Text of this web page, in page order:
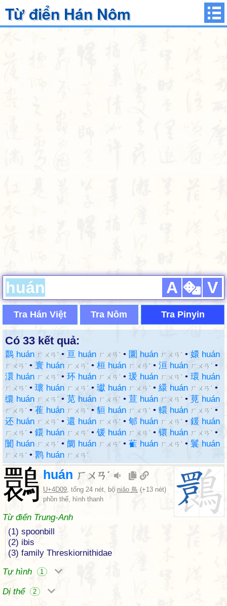
Từ điển Hán Nôm
A V
Tra Hán Việt Tra Nôm Tra Pinyin
Có 33 kết quả:
䴉 huán ㄏㄨㄢˊ • 亘 huán ㄏㄨㄢˊ • 圜 huán ㄏㄨㄢˊ • 嬛 huán
ㄏㄨㄢˊ • 寰 huán ㄏㄨㄢˊ • 桓 huán ㄏㄨㄢˊ • 洹 huán ㄏㄨㄢˊ •
澴 huán ㄏㄨㄢˊ • 环 huán ㄏㄨㄢˊ • 瑗 huán ㄏㄨㄢˊ • 環 huán
ㄏㄨㄢˊ • 瓌 huán ㄏㄨㄢˊ • 瓛 huán ㄏㄨㄢˊ • 繯 huán ㄏㄨㄢˊ •
缳 huán ㄏㄨㄢˊ • 苋 huán ㄏㄨㄢˊ • 荁 huán ㄏㄨㄢˊ • 莧 huán
ㄏㄨㄢˊ • 萑 huán ㄏㄨㄢˊ • 貆 huán ㄏㄨㄢˊ • 轘 huán ㄏㄨㄢˊ •
还 huán ㄏㄨㄢˊ • 還 huán ㄏㄨㄢˊ • 郇 huán ㄏㄨㄢˊ • 鍰 huán
ㄏㄨㄢˊ • 鐶 huán ㄏㄨㄢˊ • 锾 huán ㄏㄨㄢˊ • 镮 huán ㄏㄨㄢˊ •
闤 huán ㄏㄨㄢˊ • 阛 huán ㄏㄨㄢˊ • 雈 huán ㄏㄨㄢˊ • 鬟 huán
ㄏㄨㄢˊ • 鹮 huán ㄏㄨㄢˊ
䴉 huán ㄏㄨㄢˊ
U+4D09, tổng 24 nét, bộ niǎo 鳥 (+13 nét)
phồn thể, hình thanh
Từ điển Trung-Anh
(1) spoonbill
(2) ibis
(3) family Threskiornithidae
Tự hình
1
Dị thể 2